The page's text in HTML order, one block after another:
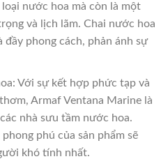
nước hoa mà còn là một
và lịch lãm. Chai nước hoa
phong cách, phản ánh sự
Với sự kết hợp phức tạp và
Armaf Ventana Marine là
nhà sưu tầm nước hoa.
phú của sản phẩm sẽ
khó tính nhất.